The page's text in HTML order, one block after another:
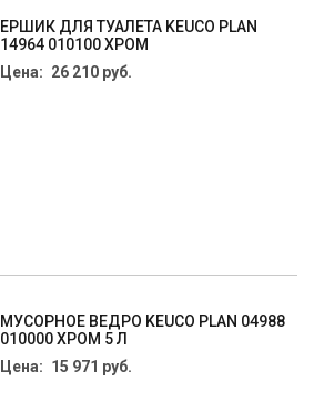
ЕРШИК ДЛЯ ТУАЛЕТА KEUCO PLAN
14964 010100 ХРОМ
Цена: 26 210 руб.
МУСОРНОЕ ВЕДРО KEUCO PLAN 04988
010000 ХРОМ 5 Л
Цена: 15 971 руб.